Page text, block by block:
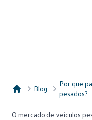
Consórcio Embracon
Blog
Por que
pesados?
O mercado de veículos